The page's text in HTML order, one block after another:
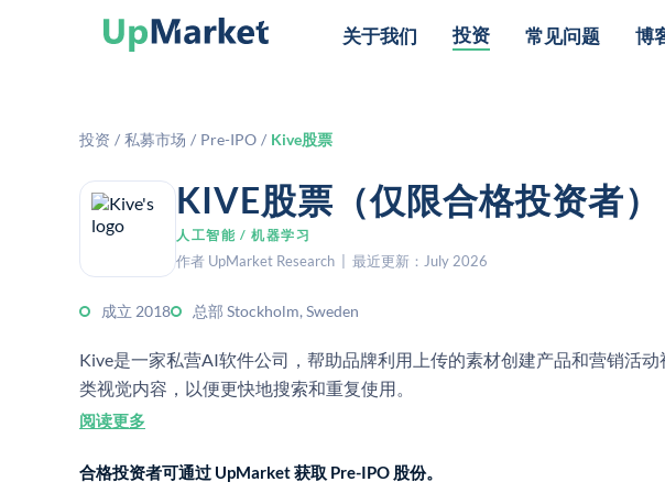
关于我们 投资 常见问题 博
投资 / 私募市场 / Pre-IPO / Kive股票
KIVE股票（仅限合格投资者）
人工智能 / 机器学习
作者 UpMarket Research | 最近更新：July 2026
成立 2018 总部 Stockholm, Sweden
Kive是一家私营AI软件公司，帮助品牌利用上传的素材创建产品和营销活
类视觉内容，以便更快地搜索和重复使用。
阅读更多
合格投资者可通过 UpMarket 获取 Pre-IPO 股份。